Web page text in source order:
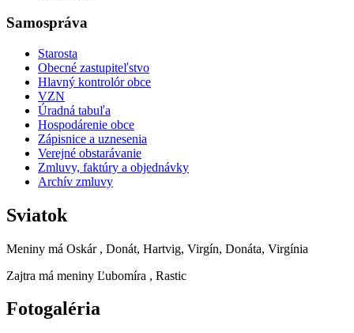
Samospráva
Starosta
Obecné zastupiteľstvo
Hlavný kontrolór obce
VZN
Úradná tabuľa
Hospodárenie obce
Zápisnice a uznesenia
Verejné obstarávanie
Zmluvy, faktúry a objednávky
Archív zmluvy
Sviatok
Meniny má Oskár , Donát, Hartvig, Virgín, Donáta, Virgínia
Zajtra má meniny Ľubomíra , Rastic
Fotogaléria